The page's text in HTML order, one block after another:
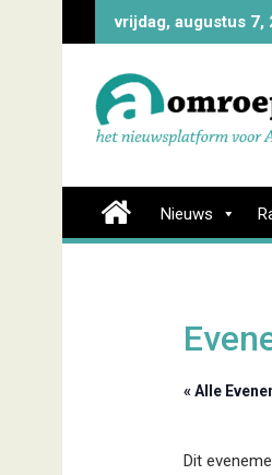
vrijdag, augustus 7,
Nieuws
« Alle
Dit